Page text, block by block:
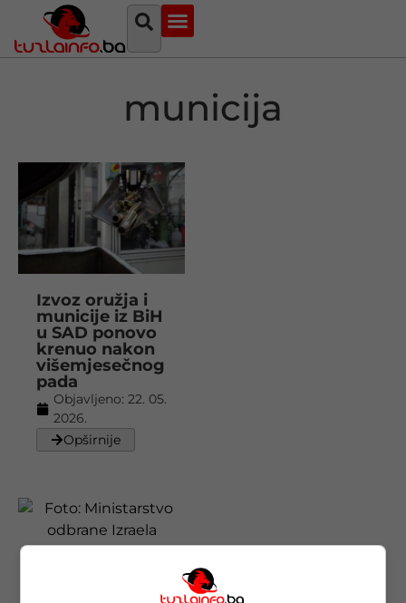
municija
Izvoz oružja i
municije iz BiH
u SAD ponovo
krenuo nakon
višemjesečnog
pada
Objavljeno: 22. 05.
2026.
Opširnije